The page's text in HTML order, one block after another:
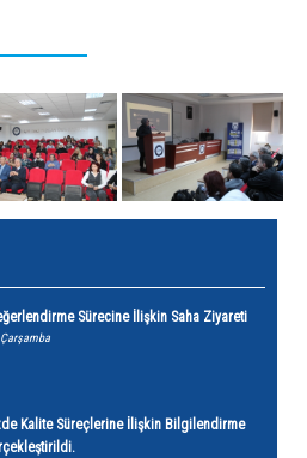
Sürecine İlişkin Saha Ziyareti
Kalite Süreçlerine İlişkin Bilgilendirme